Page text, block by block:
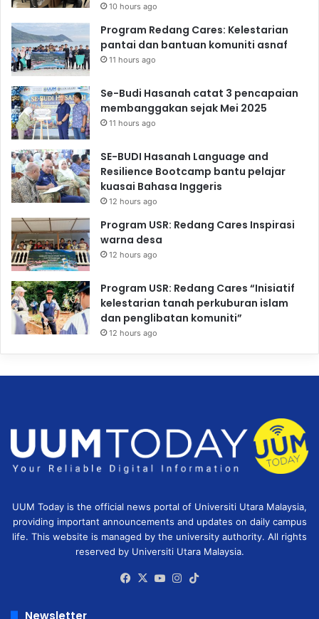
10 hours ago
Program Redang Cares: Kelestarian
pantai dan bantuan komuniti asnaf
11 hours ago
Se-Budi Hasanah catat 3 pencapaian
membanggakan sejak Mei 2025
11 hours ago
SE-BUDI Hasanah Language and
Resilience Bootcamp bantu pelajar
kuasai Bahasa Inggeris
12 hours ago
Program USR: Redang Cares Inspirasi
warna desa
12 hours ago
Program USR: Redang Cares “Inisiatif
kelestarian tanah perkuburan islam
dan penglibatan komuniti”
12 hours ago
UUM Today is the official news portal of Universiti Utara Malaysia,
providing important announcements and updates on daily campus
life. This website is managed by the university authority. All rights
reserved by Universiti Utara Malaysia.
Facebook
X YouTubeInstagram
Newsletter